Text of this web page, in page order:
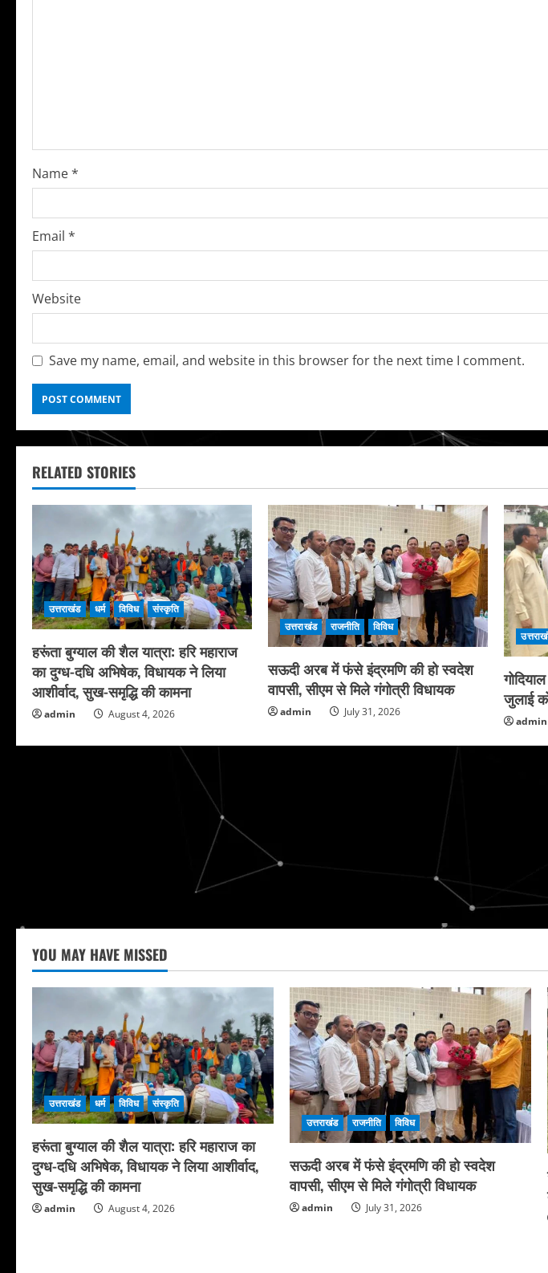
d
i
n
Name*
Email *
Website
Save my name, email, and website in this browser for the next time I comment.
RELATED STORIES
उत्तराखंड धर्म विविध संस्कृति
हरूंता बुग्याल की शैल यात्रा: हरि महाराज
का दुग्ध-दधि अभिषेक, विधायक ने लिया
आशीर्वाद, सुख-समृद्धि की कामना
admin August 4, 2026
उत्तराखंड राजनीति विविध
सऊदी अरब में फंसे इंद्रमणि की हो स्वदेश
वापसी, सीएम से मिले गंगोत्री विधायक
admin July 31, 2026
जुलाई
admin
YOU MAY HAVE MISSED
उत्तराखंड धर्म विविध संस्कृति
हरूंता बुग्याल की शैल यात्रा: हरि महाराज का
दुग्ध-दधि अभिषेक, विधायक ने लिया आशीर्वाद,
सुख-समृद्धि की कामना
admin August 4, 2026
उत्तराखंड राजनीति विविध
सऊदी अरब में फंसे इंद्रमणि की हो स्वदेश
वापसी, सीएम से मिले गंगोत्री विधायक
admin July 31, 2026